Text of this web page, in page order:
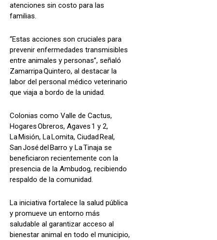
atenciones sin costo para las
familias.
“Estas acciones son cruciales para
prevenir enfermedades transmisibles
entre animales y personas”, señaló
Zamarripa Quintero, al destacar la
labor del personal médico veterinario
que viaja a bordo de la unidad.
Colonias como Valle de Cactus,
Hogares Obreros, Agaves 1 y 2,
La Misión, La Lomita, Ciudad Real,
San José del Barro y La Tinaja se
beneficiaron recientemente con la
presencia de la Ambudog, recibiendo
respaldo de la comunidad.
La iniciativa fortalece la salud pública
y promueve un entorno más
saludable al garantizar acceso al
bienestar animal en todo el municipio,